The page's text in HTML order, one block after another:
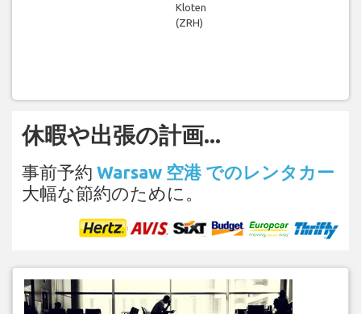
Kloten
(ZRH)
休暇や出張の計画...
事前予約 Warsaw 空港 でのレンタカー
大幅な節約のために。